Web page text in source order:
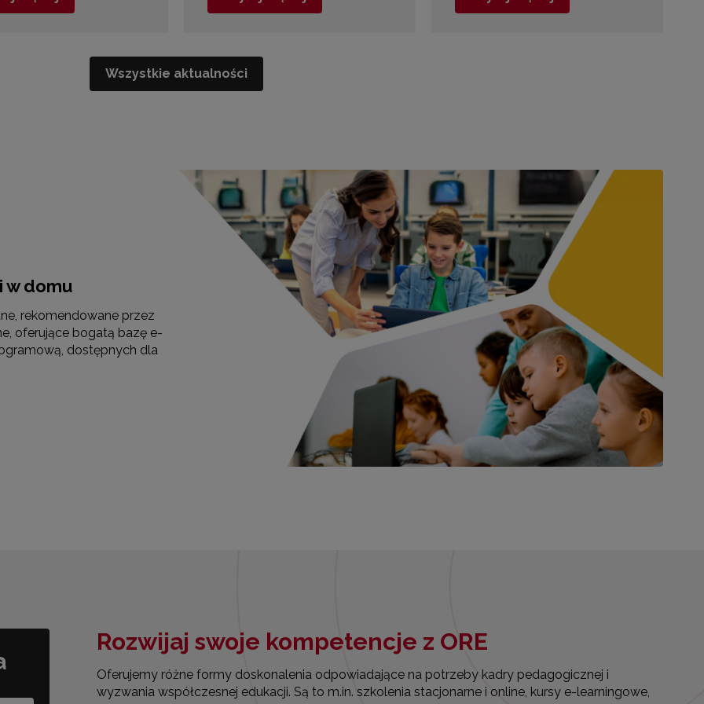
Wszystkie aktualności
w domu
rekomendowane przez
oferujące bogatą bazę e-
dostępnych dla
Rozwijaj swoje kompetencje z ORE
Oferujemy różne formy doskonalenia odpowiadające na potrzeby kadry pedagogicznej i
wyzwania współczesnej edukacji. Są to m.in. szkolenia stacjonarne i online, kursy e-learningowe,